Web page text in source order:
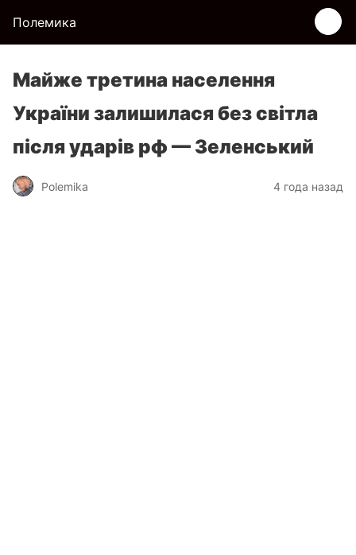
Полемика
Майже третина населення
України залишилася без світла
після ударів рф — Зеленський
Polemika 4 года назад